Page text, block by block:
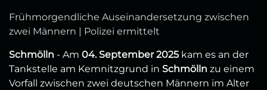
Frühmorgendliche Auseinandersetzung zwischen
zwei Männern | Polizei ermittelt
Schmölln - Am 04. September 2025 kam es an der
Tankstelle am Kemnitzgrund in Schmölln zu einem
Vorfall zwischen zwei deutschen Männern im Alter